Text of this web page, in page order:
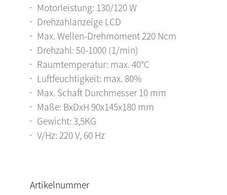
Motorleistung: 130/120 W
Drehzahlanzeige LCD
Max. Wellen-Drehmoment 220 Ncm
Drehzahl: 50-1000 (1/min)
Raumtemperatur: max. 40°C
Luftfeuchtigkeit: max. 80%
Max. Schaft Durchmesser 10 mm
Maße: BxDxH 90x145x180 mm
Gewicht: 3,5KG
V/Hz: 220 V, 60 Hz
Artikelnummer